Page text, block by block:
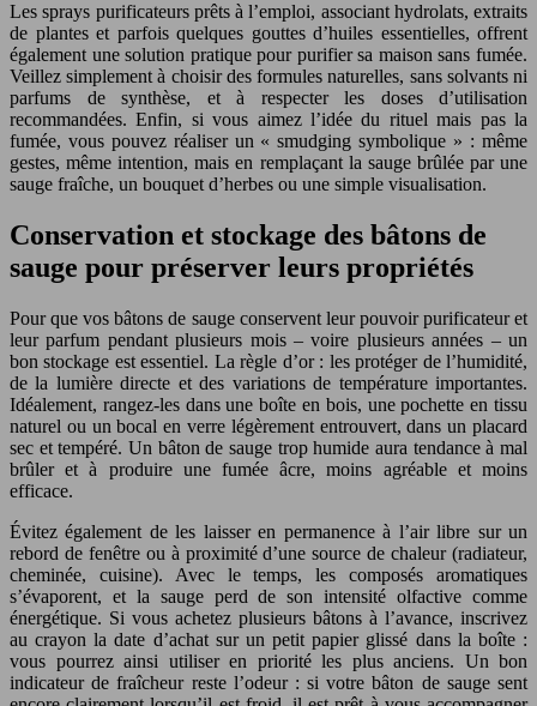
Les sprays purificateurs prêts à l’emploi, associant hydrolats, extraits
de plantes et parfois quelques gouttes d’huiles essentielles, offrent
également une solution pratique pour purifier sa maison sans fumée.
Veillez simplement à choisir des formules naturelles, sans solvants ni
parfums de synthèse, et à respecter les doses d’utilisation
recommandées. Enfin, si vous aimez l’idée du rituel mais pas la
fumée, vous pouvez réaliser un « smudging symbolique » : même
gestes, même intention, mais en remplaçant la sauge brûlée par une
sauge fraîche, un bouquet d’herbes ou une simple visualisation.
Conservation et stockage des bâtons de
sauge pour préserver leurs propriétés
Pour que vos bâtons de sauge conservent leur pouvoir purificateur et
leur parfum pendant plusieurs mois – voire plusieurs années – un
bon stockage est essentiel. La règle d’or : les protéger de l’humidité,
de la lumière directe et des variations de température importantes.
Idéalement, rangez-les dans une boîte en bois, une pochette en tissu
naturel ou un bocal en verre légèrement entrouvert, dans un placard
sec et tempéré. Un bâton de sauge trop humide aura tendance à mal
brûler et à produire une fumée âcre, moins agréable et moins
efficace.
Évitez également de les laisser en permanence à l’air libre sur un
rebord de fenêtre ou à proximité d’une source de chaleur (radiateur,
cheminée, cuisine). Avec le temps, les composés aromatiques
s’évaporent, et la sauge perd de son intensité olfactive comme
énergétique. Si vous achetez plusieurs bâtons à l’avance, inscrivez
au crayon la date d’achat sur un petit papier glissé dans la boîte :
vous pourrez ainsi utiliser en priorité les plus anciens. Un bon
indicateur de fraîcheur reste l’odeur : si votre bâton de sauge sent